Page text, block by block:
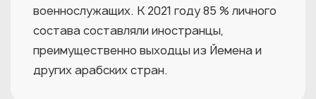
военнослужащих. К 2021 году 85 % личного
состава составляли иностранцы,
преимущественно выходцы из Йемена и
других арабских стран.